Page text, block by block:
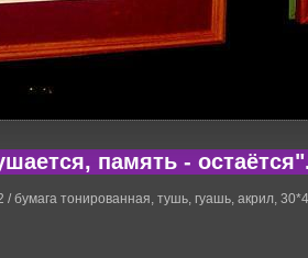
память -
/ бумага тонированная, тушь, гуашь, акрил,